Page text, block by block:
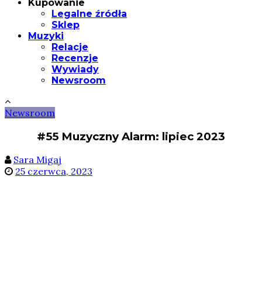
Kupowanie
Legalne źródła
Sklep
Muzyki
Relacje
Recenzje
Wywiady
Newsroom
Newsroom
#55 Muzyczny Alarm: lipiec 2023
Sara Migaj
25 czerwca, 2023